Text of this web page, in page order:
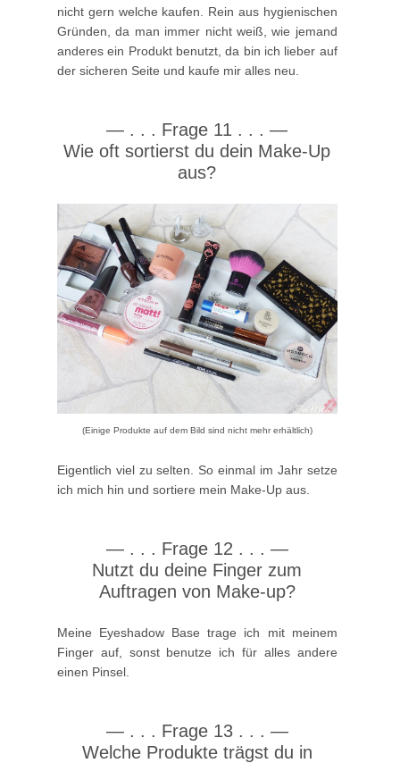
nicht gern welche kaufen. Rein aus hygienischen
Gründen, da man immer nicht weiß, wie jemand
anderes ein Produkt benutzt, da bin ich lieber auf
der sicheren Seite und kaufe mir alles neu.
— . . . Frage 11 . . . —
Wie oft sortierst du dein Make-Up
aus?
(Einige Produkte auf dem Bild sind nicht mehr erhältlich)
Eigentlich viel zu selten. So einmal im Jahr setze
ich mich hin und sortiere mein Make-Up aus.
—. . . Frage 12 . . . —
Nutzt du deine Finger zum
Auftragen von Make-up?
Meine Eyeshadow Base trage ich mit meinem
Finger auf, sonst benutze ich für alles andere
einen Pinsel.
—. . . Frage 13 . . . —
Welche Produkte trägst du in